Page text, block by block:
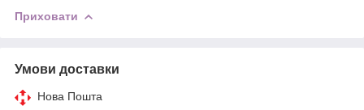
Приховати
Умови доставки
Нова Пошта